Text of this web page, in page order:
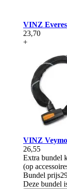
VINZ
23,70
+
VINZ
26,55
Extra bundel
(op
Bundel prijs
Deze bundel